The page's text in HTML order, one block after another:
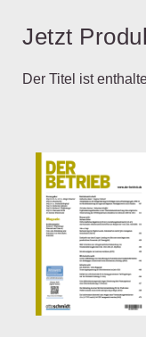
Jetzt
Der Titel ist